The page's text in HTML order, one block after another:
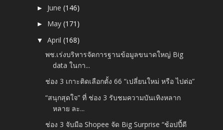
► June(146)
► May(171)
▼April(168)
พช.เร่งบริหารจัดการฐานข้อมูลขนาดใหญ่ Big
data ในกา...
ช่อง 3 เกาะติดเลือกตั้ง 66 “เปลี่ยนใหม่ หรือ ไปต่อ”
“สนุกสุดใจ” ที่ ช่อง 3 รับชมความบันเทิงหลาก
หลาย ละ...
ช่อง 3 จับมือ Shopee จัด Big Surprise “ช้อปปี้ดี